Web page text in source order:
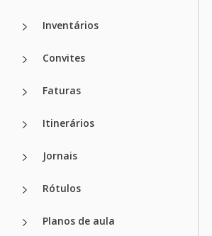
Inventários
Convites
Faturas
Itinerários
Jornais
Rótulos
Planos de aula